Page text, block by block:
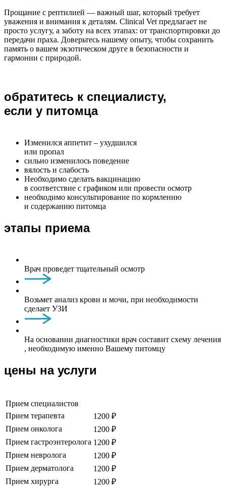
Прощание с рептилией — важный шаг, который требует
уважения и внимания к деталям. Clinical Vet предлагает не
просто услугу, а заботу на всех этапах: от транспортировки до
передачи праха. Доверьтесь нашему опыту, чтобы сохранить
память о вашем экзотическом друге в безопасности и
гармонии с природой.
обратитесь к специалисту,
если у питомца
Изменился аппетит – ухудшился
или пропал
сильно изменилось поведение
вялость и слабость
Необходимо сделать вакцинацию
в соответствие с графиком или провести осмотр
необходимо консультирование по кормлению
и содержанию питомца
этапы приема
Врач проведет тщательный осмотр
Возьмет анализ крови и мочи, при необходимости
сделает УЗИ
На основании диагностики врач составит схему лечения
, необходимую именно Вашему питомцу
цены на услуги
Прием специалистов
Прием терапевта
1200 ₽
Прием онколога
1200 ₽
Прием гастроэнтеролога 1200 ₽
Прием невролога
1200 ₽
Прием дерматолога
1200 ₽
Прием хирурга
1200 ₽